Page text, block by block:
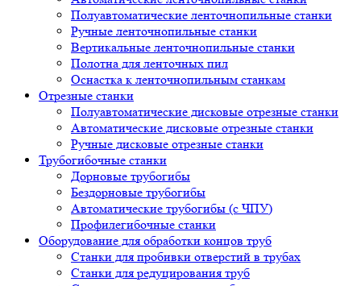
Полуавтоматические ленточнопильные станки
Ручные ленточнопильные станки
Вертикальные ленточнопильные станки
Полотна для ленточных пил
Оснастка к ленточнопильным станкам
Отрезные станки
Полуавтоматические дисковые отрезные станки
Автоматические дисковые отрезные станки
Ручные дисковые отрезные станки
Трубогибочные станки
Дорновые трубогибы
Бездорновые трубогибы
Автоматические трубогибы (с ЧПУ)
Профилегибочные станки
Оборудование для обработки концов труб
Станки для пробивки отверстий в трубах
Станки для редуцирования труб